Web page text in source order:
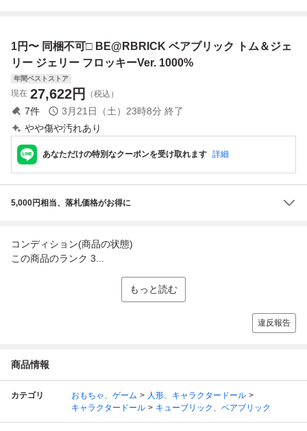
1円〜 同梱不可□ BE@RBRICK ベアブリック トム＆ジェ
リー ジェリー フロッキーVer. 1000%
年間ベストストア
現在 27,622円 （税込）
7件 3月21日（土）23時8分 終了
やや傷や汚れあり
あなただけの特別なクーポンを受け取れます 詳細
5,000円相当、落札価格がお得に
コンディション(商品の状態)
この商品のランク 3...
もっと読む
違反報告
商品情報
カテゴリ おもちゃ、ゲーム
人形、キャラクタードール
キャラクタードール
キューブリック、ベアブリック